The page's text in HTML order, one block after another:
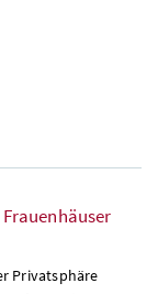
Privatsphäre